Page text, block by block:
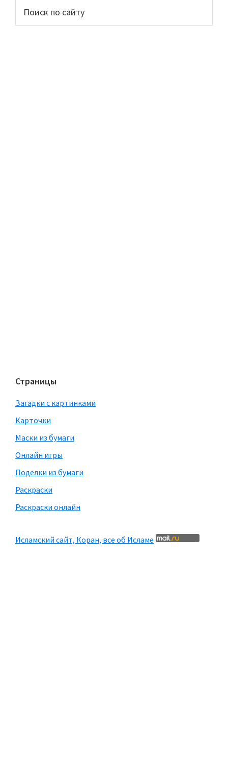
Основной
сайдбар
Страницы
Загадки с картинками
Карточки
Маски из бумаги
Онлайн игры
Поделки из бумаги
Раскраски
Раскраски онлайн
Исламский сайт, Коран, все об Исламе